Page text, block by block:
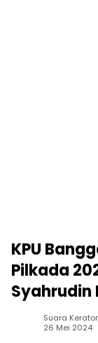
KPU
Pilkada
Syahrudin
Suara
26 Mei 2024